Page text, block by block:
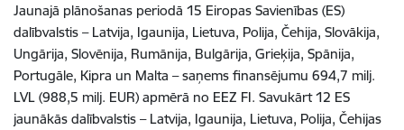
Jaunajā plānošanas periodā 15 Eiropas Savienības (ES)
dalībvalstis – Latvija, Igaunija, Lietuva, Polija, Čehija, Slovākija,
Ungārija, Slovēnija, Rumānija, Bulgārija, Grieķija, Spānija,
Portugāle, Kipra un Malta – saņems finansējumu 694,7 milj.
LVL (988,5 milj. EUR) apmērā no EEZ FI. Savukārt 12 ES
jaunākās dalībvalstis – Latvija, Igaunija, Lietuva, Polija, Čehijas